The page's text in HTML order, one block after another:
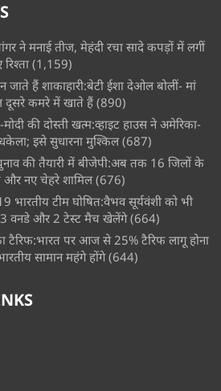
ने मनाई तीज, मेहंदी रचा सादे कपड़ों में लगीं
(1,159)
जाते हैं शाकाहारी:बेटी ईशा देओल बोलीं- मां
दूसरे कमरे में खाते हैं (890)
की दोस्ती खत्म:व्हाइट हाउस ने अमेरिका-
इसे सुधारना मुश्किल (687)
की तैयारी में बीजेपी:अब तक 16 जिलों के
और नए चेहरे शामिल (676)
भारतीय टीम घोषित:वैभव सूर्यवंशी को भी
3 वनडे और 2 टेस्ट मैच खेलेंगे (664)
टैरिफ:भारत पर आज से 25% टैरिफ लागू होना
सामान महंगे होंगे (644)